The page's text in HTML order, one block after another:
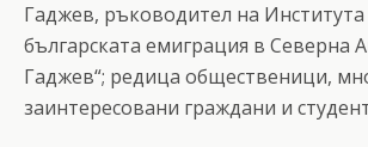
Гаджев, ръководител на
българската емиграция в Северна
Гаджев“; редица общественици,
заинтересовани граждани и